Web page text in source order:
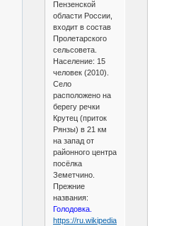
Пензенской
области России,
входит в состав
Пролетарского
сельсовета.
Население: 15
человек (2010).
Село
расположено на
берегу речки
Крутец (приток
Рянзы) в 21 км
на запад от
районного центра
посёлка
Земетчино.
Прежние
названия:
Голодовка.
https://ru.wikipedia.org/wiki/